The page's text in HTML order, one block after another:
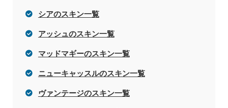
シアのスキン一覧
アッシュのスキン一覧
マッドマギーのスキン一覧
ニューキャッスルのスキン一覧
ヴァンテージのスキン一覧